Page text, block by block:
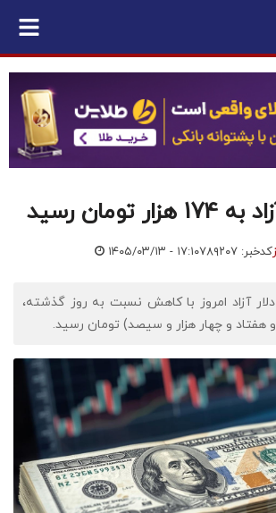
رسید
کدخبر: ۷۸۹۲۰۷ ۱۴۰۵/۰۳/۱۳ - ۱۷:۱۰
آزاد امروز با کاهش نسبت به روز گذشته،